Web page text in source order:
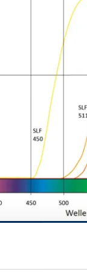
Filter“